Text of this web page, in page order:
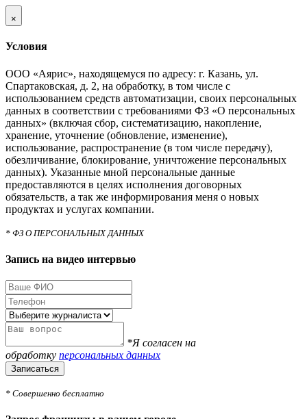
×
Условия
ООО «Аярис», находящемуся по адресу: г. Казань, ул.
Спартаковская, д. 2, на обработку, в том числе с
использованием средств автоматизации, своих персональных
данных в соответствии с требованиями ФЗ «О персональных
данных» (включая сбор, систематизацию, накопление,
хранение, уточнение (обновление, изменение),
использование, распространение (в том числе передачу),
обезличивание, блокирование, уничтожение персональных
данных). Указанные мной персональные данные
предоставляются в целях исполнения договорных
обязательств, а так же информирования меня о новых
продуктах и услугах компании.
* ФЗ О ПЕРСОНАЛЬНЫХ ДАННЫХ
Запись на видео интервью
*Я согласен на
обработку персональных данных
Записаться
* Совершенно бесплатно